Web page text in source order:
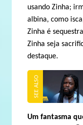
usando Zinha;
albina, como
Zinha é
Zinha seja
destaque.
Um fantasma